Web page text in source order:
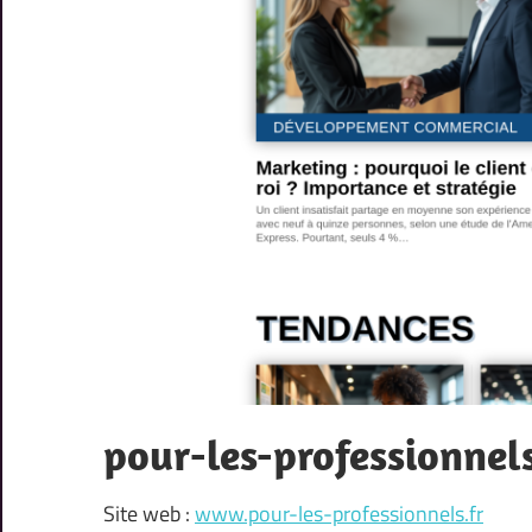
pour-les-
Site web :www.pour-les-professionnels.fr